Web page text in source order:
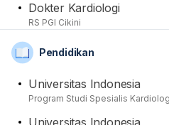
beliau telah menyelesaikan
Universitas Indonesia setelah
menyelesaikan pendidikan
dan Profesi di Universitas
Parsaoran Pakpahan, Sp.JP,
banyak pengalaman praktik,
Dokter Kardiologi
RS PGI Cikini
Pendidikan
Universitas Indonesia
Program Studi Spesialis
Universitas Indonesia